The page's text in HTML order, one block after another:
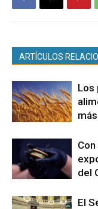
ARTÍCULOS
Los
del
El